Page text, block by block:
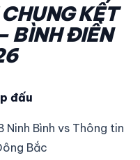
KẾT
BÌNH ĐIỀN
đấu
Ninh Bình vs Thông tin
Bắc